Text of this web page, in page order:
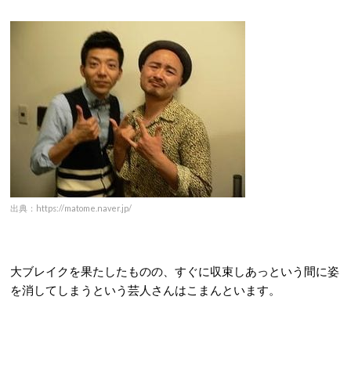
出典：https://matome.naver.jp/
大ブレイクを果たしたものの、すぐに収束しあっという間に姿
を消してしまうという芸人さんはこまんといます。